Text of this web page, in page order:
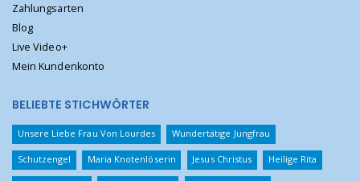
Zahlungsarten
Blog
Live Video+
Mein Kundenkonto
BELIEBTE STICHWÖRTER
Unsere Liebe Frau Von Lourdes Wundertätige Jungfrau
Schutzengel Maria Knotenlöserin Jesus Christus Heilige Rita